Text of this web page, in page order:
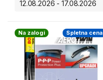
12.08.2026 - 17.08.2026
Na zalogi Spletna cena